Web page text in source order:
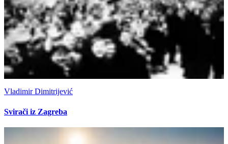
Vladimir Dimitrijević
Svirači iz Zagreba